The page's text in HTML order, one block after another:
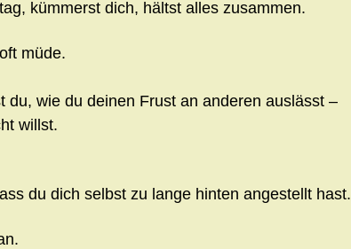
kümmerst dich, hältst alles zusammen.
müde.
du, wie du deinen Frust an anderen auslässt –
willst.
du dich selbst zu lange hinten angestellt hast.